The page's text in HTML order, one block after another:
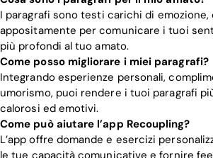
I paragrafi sono testi carichi di
appositamente per comunicare i tuoi
più profondi al tuo amato.
Come posso migliorare i miei paragrafi?
Integrando esperienze personali,
umorismo, puoi rendere i tuoi paragrafi
calorosi ed emotivi.
Come può aiutare l’app Recoupling?
L’app offre domande e esercizi
le tue capacità comunicative e fornire